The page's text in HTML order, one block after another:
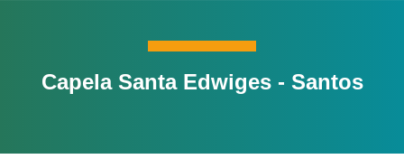
Capela Santa Edwiges - Santos